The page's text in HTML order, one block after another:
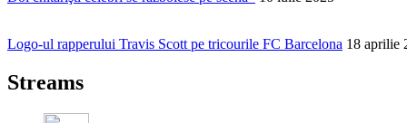
Logo-ul rapperului Travis Scott pe tricourile FC Barcelona 18 aprilie
Streams